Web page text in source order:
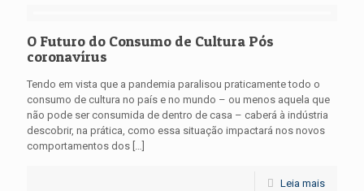
O Futuro do Consumo de Cultura Pós
coronavírus
Tendo em vista que a pandemia paralisou praticamente todo o
consumo de cultura no país e no mundo – ou menos aquela que
não pode ser consumida de dentro de casa – caberá à indústria
descobrir, na prática, como essa situação impactará nos novos
comportamentos dos […]
Leia mais